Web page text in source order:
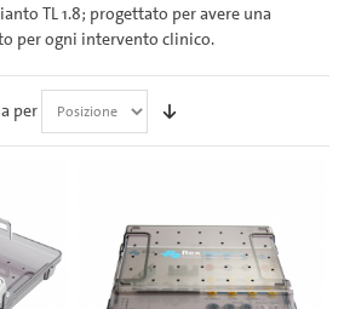
TL 1.8; progettato per avere una
per ogni intervento clinico.
per